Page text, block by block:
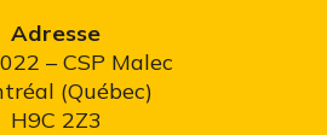
Adresse
– CSP Malec
(Québec)
H9C 2Z3